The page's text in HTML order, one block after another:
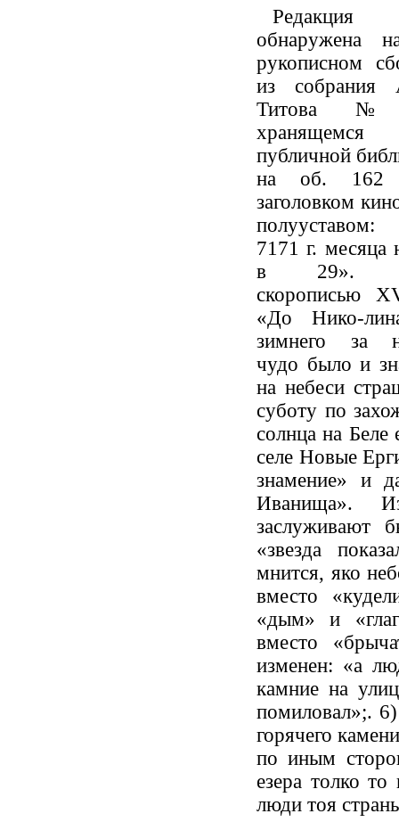
обнаружена
рукописном
из
Титова
публичной
на об.
заголовком
полууставом:
7171 г. месяца
в 29».
скорописью
«До Нико-
зимнего за
чудо было и
на небеси
суботу по
солнца на Беле
селе Новые
знамение» и
Иванища».
заслуживают
«звезда
мнится, яко
вместо
«дым» и
вместо
изменен: «а
камние на
помиловал»;.
горячего
по иным
езера толко
люди тоя